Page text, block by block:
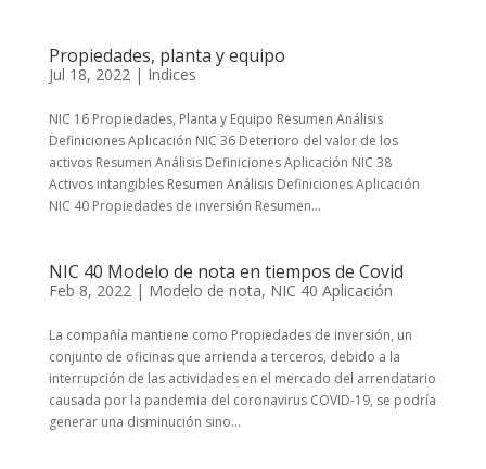
Propiedades, planta y equipo
Jul 18, 2022| Indices
NIC 16 Propiedades, Planta y Equipo Resumen Análisis
Definiciones Aplicación NIC 36 Deterioro del valor de los
activos Resumen Análisis Definiciones Aplicación NIC 38
Activos intangibles Resumen Análisis Definiciones Aplicación
NIC 40 Propiedades de inversión Resumen...
NIC 40 Modelo de nota en tiempos de Covid
Feb 8, 2022| Modelo de nota, NIC 40 Aplicación
La compañía mantiene como Propiedades de inversión, un
conjunto de oficinas que arrienda a terceros, debido a la
interrupción de las actividades en el mercado del arrendatario
causada por la pandemia del coronavirus COVID-19, se podría
generar una disminución sino...